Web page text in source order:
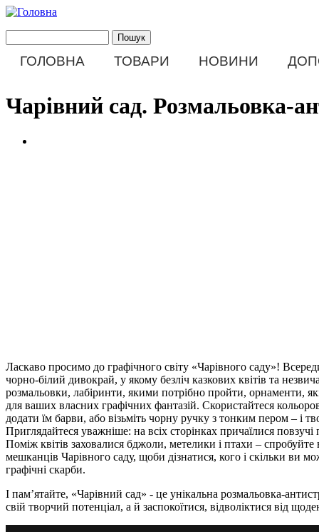
Перейти до основного матеріалу
Пошукова форма
Main menu
ГОЛОВНА ТОВАРИ НОВИНИ
Чарівний сад. Розмальовка-
Ласкаво просимо до графічного світу «Чарівного саду»!
чорно-білий дивокрай, у якому безліч казкових квітів та
розмальовки, лабіринти, якими потрібно пройти, орнаменти,
для ваших власних графічних фантазій. Скористайтеся
додати їм барви, або візьміть чорну ручку з тонким пером – і
Приглядайтеся уважніше: на всіх сторінках причаїлися повзучі
Поміж квітів заховалися бджоли, метелики і птахи – спробуйте
мешканців Чарівного саду, щоби дізнатися, кого і скільки ви
графічні скарби.
І пам’ятайте, «Чарівний сад» - це унікальна розмальовка-
свій творчий потенціал, а й заспокоїтися, відволіктися від